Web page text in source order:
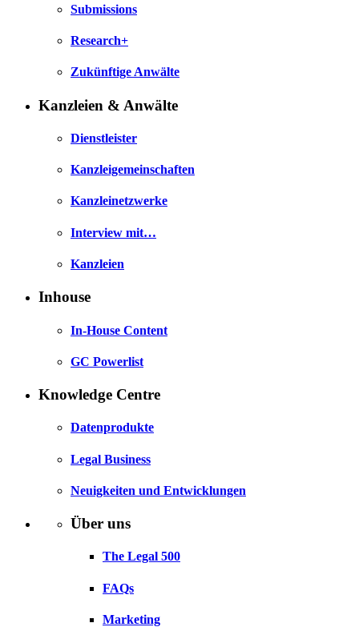
Submissions
Research+
Zukünftige Anwälte
Kanzleien & Anwälte
Dienstleister
Kanzleigemeinschaften
Kanzleinetzwerke
Interview mit…
Kanzleien
Inhouse
In-House Content
GC Powerlist
Knowledge Centre
Datenprodukte
Legal Business
Neuigkeiten und Entwicklungen
Über uns
The Legal 500
FAQs
Marketing